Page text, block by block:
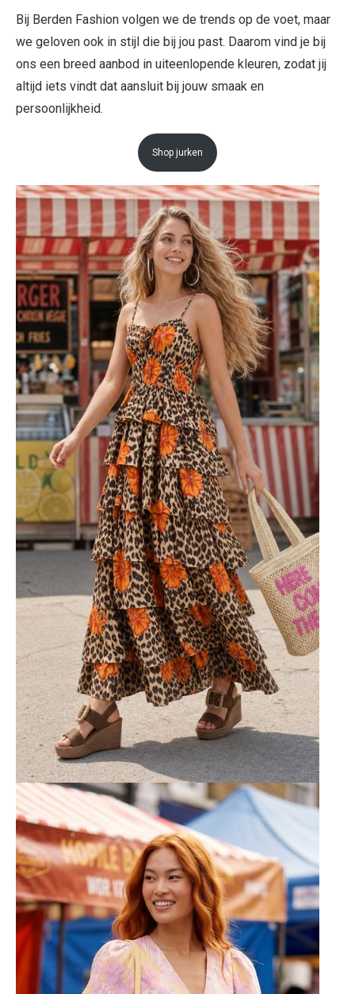
Bij Berden Fashion volgen we de trends op de voet, maar
we geloven ook in stijl die bij jou past. Daarom vind je bij
ons een breed aanbod in uiteenlopende kleuren, zodat jij
altijd iets vindt dat aansluit bij jouw smaak en
persoonlijkheid.
Shop jurken